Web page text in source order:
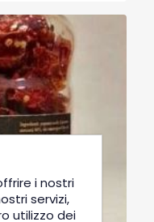
i nostri
servizi,
utilizzo dei